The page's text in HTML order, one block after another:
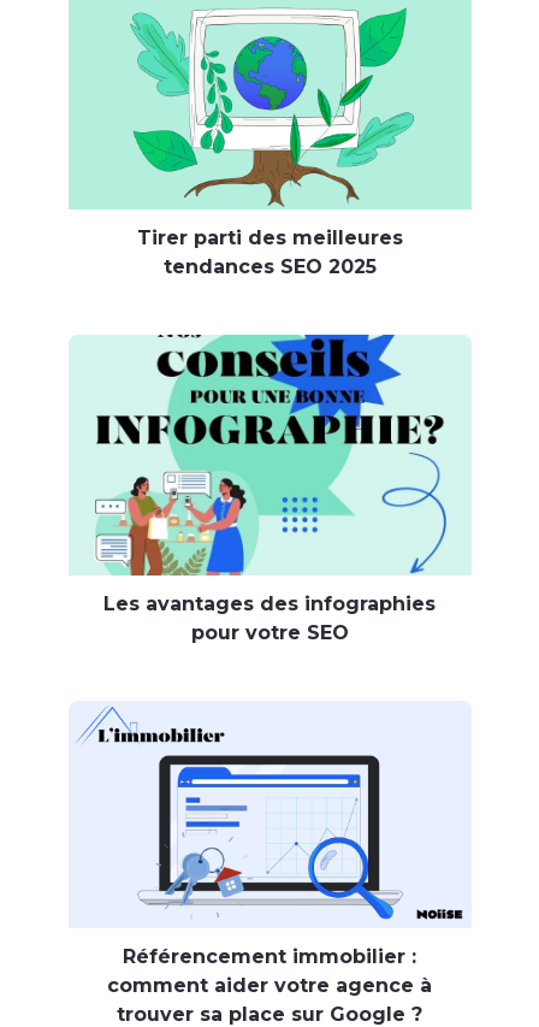
Tirer parti des meilleures
tendances SEO 2025
Les avantages des infographies
pour votre SEO
Référencement immobilier :
comment aider votre agence à
trouver sa place sur Google ?